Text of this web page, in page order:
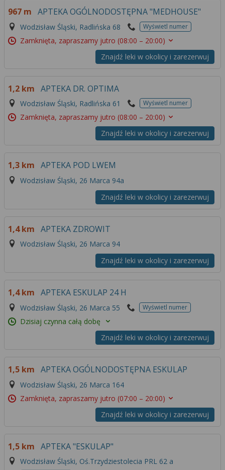
967 m APTEKA OGÓLNODOSTĘPNA "MEDHOUSE"
Wodzisław Śląski, Radlińska 68 Wyświetl numer
Zamknięta, zapraszamy jutro (08:00 – 20:00)
Znajdź leki w okolicy i zarezerwuj
1,2 km APTEKA DR. OPTIMA
Wodzisław Śląski, Radlińska 61 Wyświetl numer
Zamknięta, zapraszamy jutro (08:00 – 20:00)
Znajdź leki w okolicy i zarezerwuj
1,3 km APTEKA POD LWEM
Wodzisław Śląski, 26 Marca 94a
Znajdź leki w okolicy i zarezerwuj
1,4 km APTEKA ZDROWIT
Wodzisław Śląski, 26 Marca 94
Znajdź leki w okolicy i zarezerwuj
1,4 km APTEKA ESKULAP 24 H
Wodzisław Śląski, 26 Marca 55 Wyświetl numer
Dzisiaj czynna całą dobę
Znajdź leki w okolicy i zarezerwuj
1,5 km APTEKA OGÓLNODOSTĘPNA ESKULAP
Wodzisław Śląski, 26 Marca 164
Zamknięta, zapraszamy jutro (07:00 – 20:00)
Znajdź leki w okolicy i zarezerwuj
1,5 km APTEKA "ESKULAP"
Wodzisław Śląski, Oś.Trzydziestolecia PRL 62 a
Więcej informacji na temat wykorzystywania
narzędzi zewnętrznych w naszym serwisie
znajdziesz wRegulaminie Serwisu